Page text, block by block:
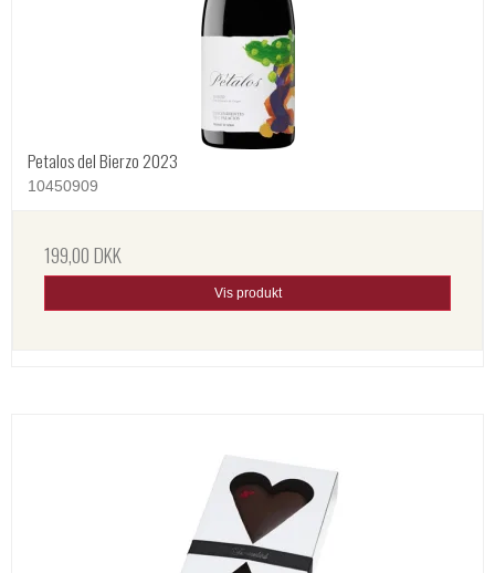
Petalos del Bierzo 2023
10450909
199,00 DKK
Vis produkt